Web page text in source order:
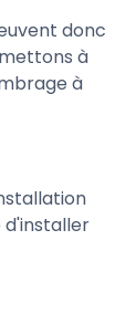
donc
à
à
d'installer